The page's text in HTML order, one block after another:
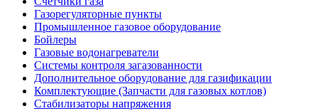
Газорегуляторные пункты
Промышленное газовое оборудование
Бойлеры
Газовые водонагреватели
Системы контроля загазованности
Дополнительное оборудование для газификации
Комплектующие (Запчасти для газовых котлов)
Стабилизаторы напряжения